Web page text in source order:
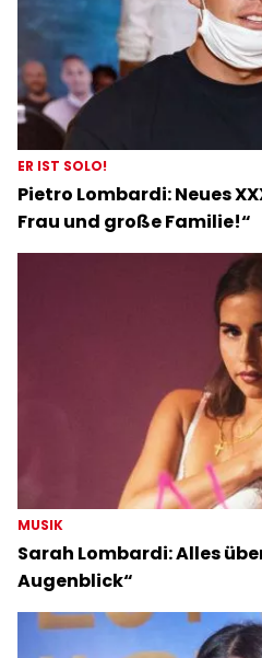
ER IST SOLO!
Pietro Lombardi: Neues
Frau und große Familie!“
MUSIK
Sarah Lombardi: Alles
Augenblick“